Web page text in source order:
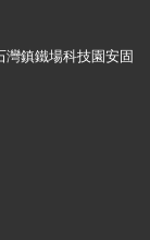
鎮鐵場科技園安固